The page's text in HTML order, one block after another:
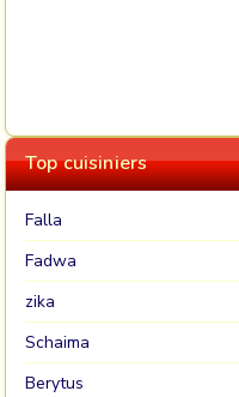
Top cuisiniers
Falla
Fadwa
zika
Schaima
Berytus